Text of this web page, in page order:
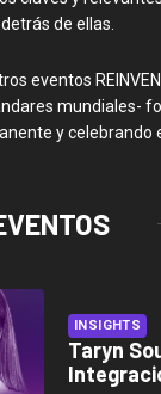
de ellas.
eventos
mundiales-
y celebrando
INSIGHTS
Taryn